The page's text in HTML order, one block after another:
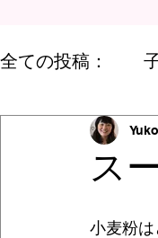
全ての投稿：
アメリカで医
ス
小麦粉は